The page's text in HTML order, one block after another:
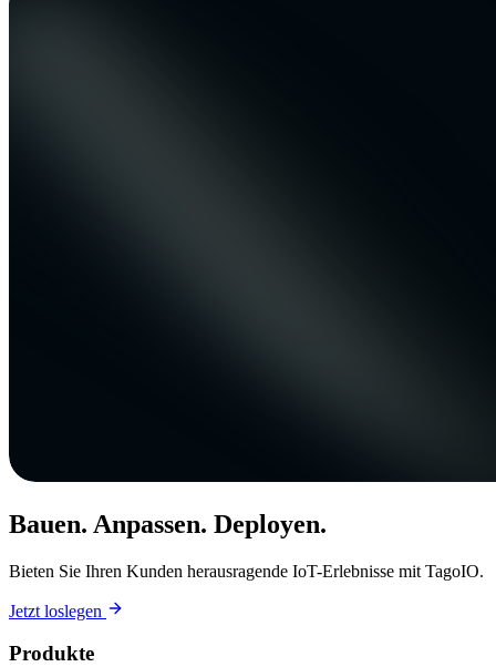
Bauen. Anpassen. Deployen.
Bieten Sie Ihren Kunden herausragende IoT-Erlebnisse mit TagoIO.
Jetzt loslegen
Produkte